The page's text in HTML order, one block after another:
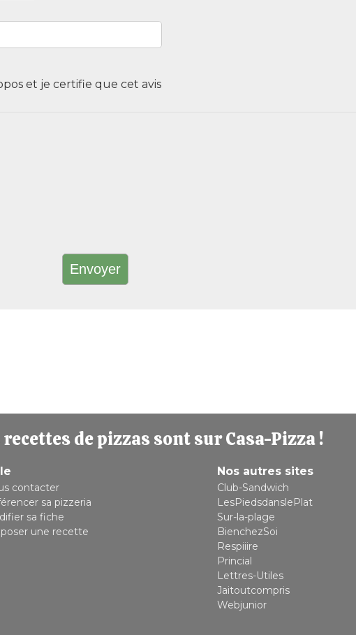
et je certifie que cet avis
de pizzas sont sur Casa-Pizza !
contacter
sa pizzeria
sa fiche
une recette
Nos autres sites
Club-Sandwich
LesPiedsdanslePlat
Sur-la-plage
BienchezSoi
Respiiire
Princial
Lettres-Utiles
Jaitoutcompris
Webjunior